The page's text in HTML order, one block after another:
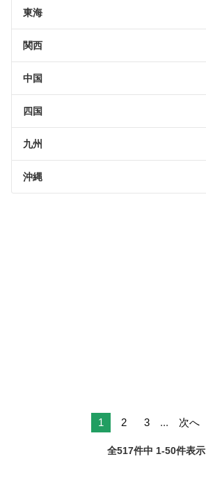
東海
関西
中国
四国
九州
沖縄
1 2 3 ... 次へ
全517件中 1-50件表示